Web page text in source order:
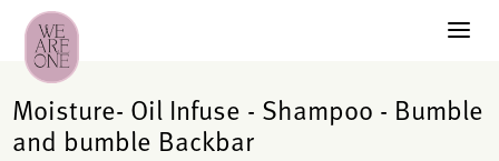
Moisture- Oil Infuse - Shampoo - Bumble
and bumble Backbar